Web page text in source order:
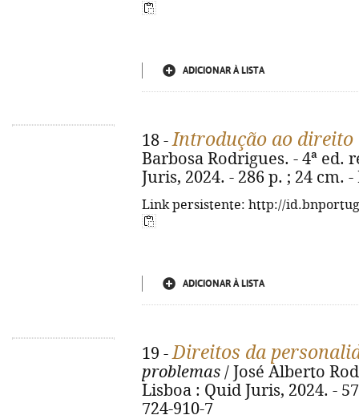
ADICIONAR À LISTA
18 -Introdução ao
Barbosa Rodrigues. - 4ª ed.
Juris, 2024. - 286 p. ; 24 cm. -
Link persistente: http://
ADICIONAR À LISTA
19 -Direitos da
problemas / José Alberto
Lisboa : Quid Juris, 2024. -
724-910-7